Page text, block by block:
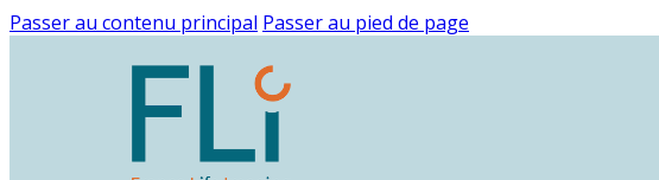
Passer au contenu principal Passer au pied de page